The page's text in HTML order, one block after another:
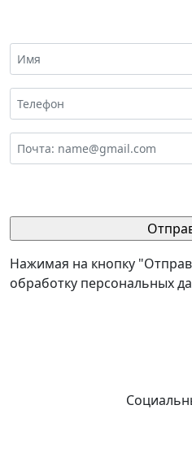
Нажимая на кнопку
обработку персональных